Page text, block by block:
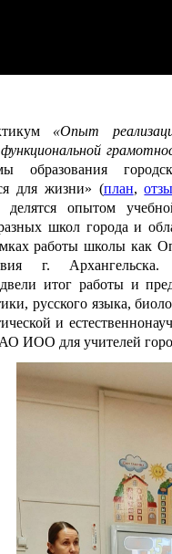
«Опыт
образования
для жизни» (план,
опытом
школ города и
работы школы как
г.
итог работы и
русского языка,
и
ИОО для учителей